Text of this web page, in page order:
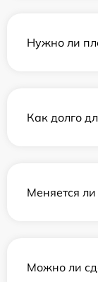
Нужно ли
Как долго
Меняется
Можно ли